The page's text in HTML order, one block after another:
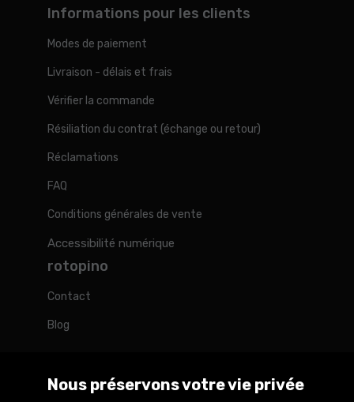
Informations pour les clients
Modes de paiement
Livraison - délais et frais
Vérifier la commande
Résiliation du contrat (échange ou retour)
Réclamations
FAQ
Conditions générales de vente
Accessibilité numérique
rotopino
Contact
Blog
Rotopino dans le monde
Nous préservons votre vie privée